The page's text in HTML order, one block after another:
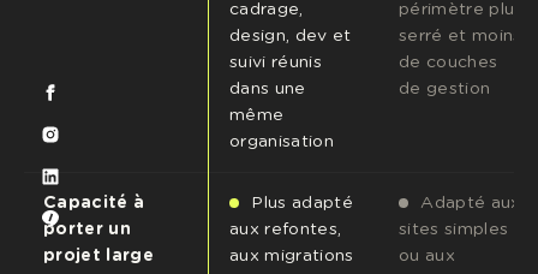
cadrage,
design, dev et
suivi réunis
dans une
même
organisation
périmètre plus
serré et moins
de couches
de gestion
Capacité à
porter un
projet large
Plus adapté
aux refontes,
aux migrations
Adapté aux
sites simples
ou aux